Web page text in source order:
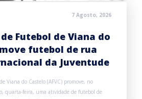
7 Agosto, 2026
Futebol de Viana do
futebol de rua
da Juventude
Viana do Castelo (AFVC) promove, no
quarta-feira, uma atividade de futebol de